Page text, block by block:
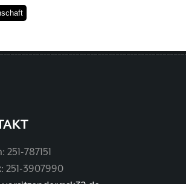
251-787151
251-3907990